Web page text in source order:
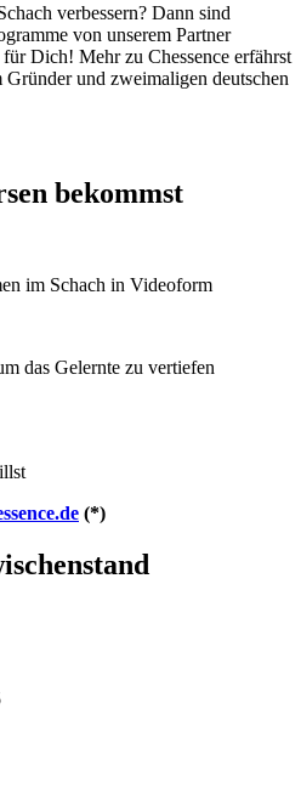
verbessern? Dann sind
von unserem Partner
Dich! Mehr zu Chessence erfährst
Gründer und zweimaligen deutschen
bekommst
im Schach in Videoform
das Gelernte zu vertiefen
(*)